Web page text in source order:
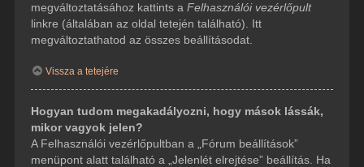
megváltoztatásához kattints a Felhasználói vezérlőpult
linkre (általában az oldal tetején található). Itt
megváltoztathatod az összes beállításodat.
Vissza a tetejére
Hogyan tudom megakadályozni, hogy mások lássák,
mikor vagyok jelen?
A Felhasználói vezérlőpultban a „Fórum beállítások”
menüpont alatt található a „Jelenlét elrejtése” beállítás. Ha